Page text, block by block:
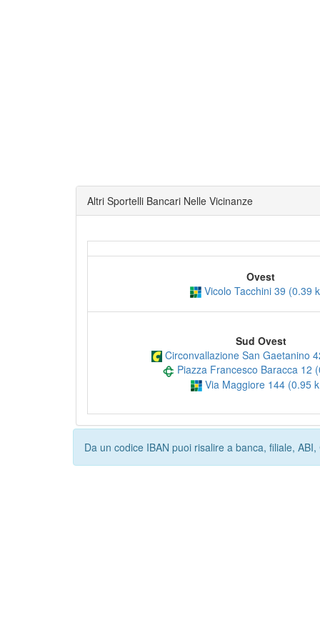
Altri Sportelli Bancari Nelle Vicinanze
Ovest
Vicolo Tacchini 39 (0.39
Sud Ovest
Circonvallazione San Gaetanino
Piazza Francesco Baracca 12
Via Maggiore 144 (0.95
Da un codice IBAN puoi risalire a banca, filiale,